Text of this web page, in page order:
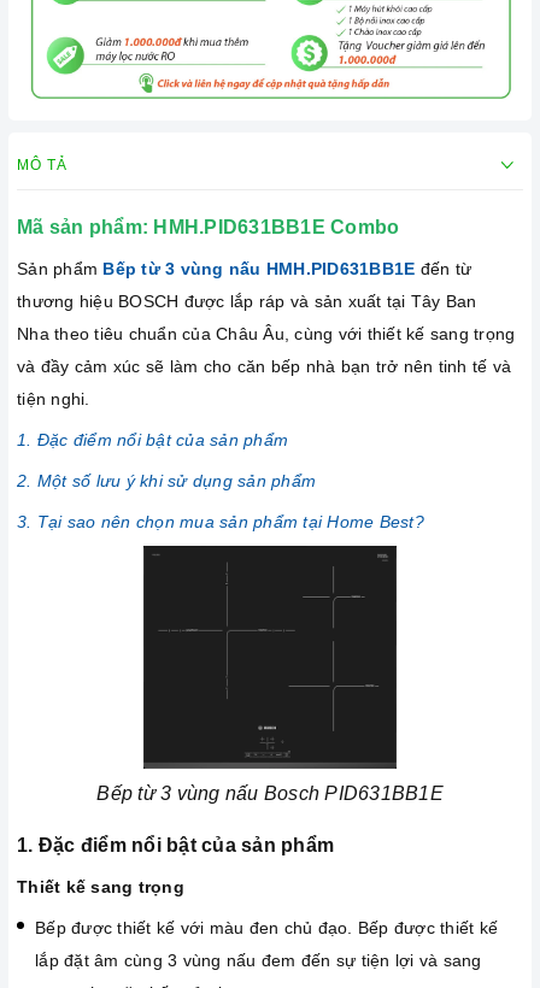
MÔ TẢ
Mã sản phẩm: HMH.PID631BB1E Combo
Sản phẩm Bếp từ 3 vùng nấu HMH.PID631BB1E đến từ
thương hiệu BOSCH được lắp ráp và sản xuất tại Tây Ban
Nha theo tiêu chuẩn của Châu Âu, cùng với thiết kế sang trọng
và đầy cảm xúc sẽ làm cho căn bếp nhà bạn trở nên tinh tế và
tiện nghi.
1. Đặc điểm nổi bật của sản phẩm
2. Một số lưu ý khi sử dụng sản phẩm
3. Tại sao nên chọn mua sản phẩm tại Home Best?
Bếp từ 3 vùng nấu Bosch PID631BB1E
1. Đặc điểm nổi bật của sản phẩm
Thiết kế sang trọng
Bếp được thiết kế với màu đen chủ đạo. Bếp được thiết kế
lắp đặt âm cùng 3 vùng nấu đem đến sự tiện lợi và sang